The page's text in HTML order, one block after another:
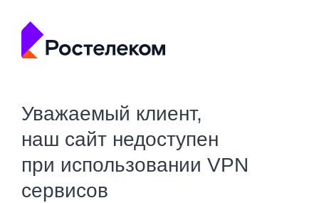
Уважаемый клиент,
наш сайт недоступен
при использовании VPN
сервисов